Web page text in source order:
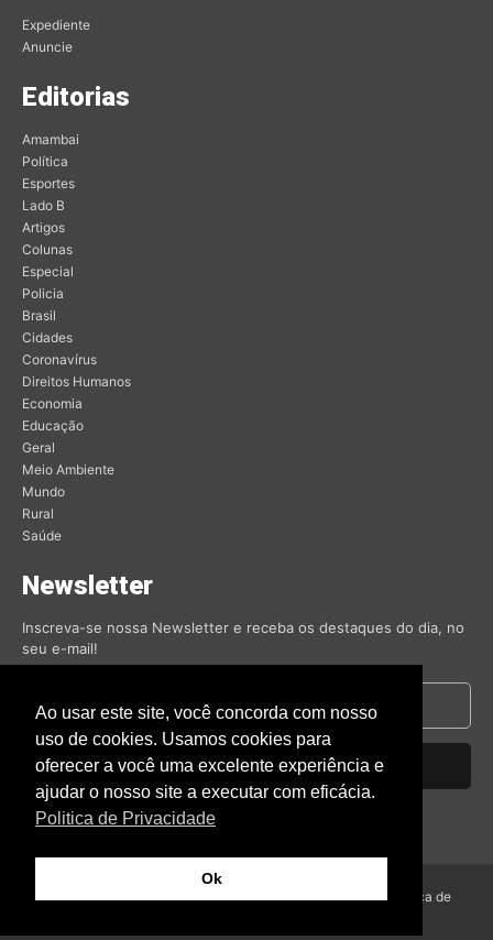
Expediente
Anuncie
Editorias
Amambai
Política
Esportes
Lado B
Artigos
Colunas
Especial
Policia
Brasil
Cidades
Coronavírus
Direitos Humanos
Economia
Educação
Geral
Meio Ambiente
Mundo
Rural
Saúde
Newsletter
Inscreva-se nossa Newsletter e receba os destaques do dia, no
seu e-mail!
Inscrever-se
Nós respeitamos sua privacidade.
© Amambai Notícias 2009 - Todos os direitos reservados -Politica de
Ao usar este site, você concorda com nosso
uso de cookies. Usamos cookies para
oferecer a você uma excelente experiência e
ajudar o nosso site a executar com eficácia.
Politica de Privacidade
Ok